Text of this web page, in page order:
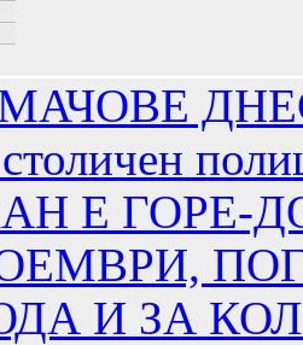
Е ГОРЕ-
И ЗА